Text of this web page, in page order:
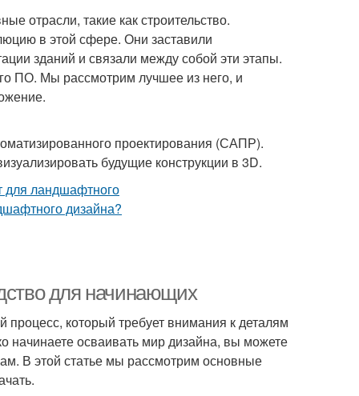
отрасли, такие как строительство.
в этой сфере. Они заставили
зданий и связали между собой эти этапы.
ПО. Мы рассмотрим лучшее из него, и
проектирования (САПР).
будущие конструкции в 3D.
для начинающих
процесс, который требует внимания к деталям
начинаете осваивать мир дизайна, вы можете
В этой статье мы рассмотрим основные